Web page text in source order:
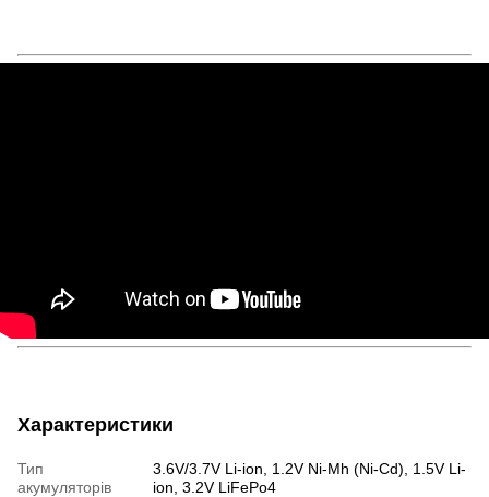
Характеристики
Тип
акумуляторів
3.6V/3.7V Li-ion, 1.2V Ni-Mh (Ni-Cd), 1.5V Li-
ion, 3.2V LiFePo4